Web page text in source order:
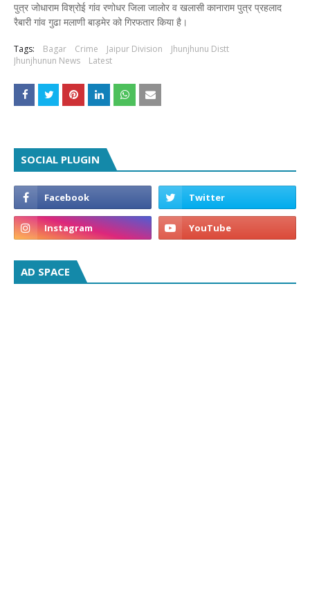
पुत्र जोधाराम विश्रोई गांव रणोधर जिला जालोर व खलासी कानाराम पुत्र प्रहलाद
रैबारी गांव गुढा मलाणी बाड़मेर को गिरफतार किया है।
Tags: Bagar Crime Jaipur Division
Jhunjhunu Distt
Jhunjhunun News
Latest
SOCIAL PLUGIN
AD SPACE